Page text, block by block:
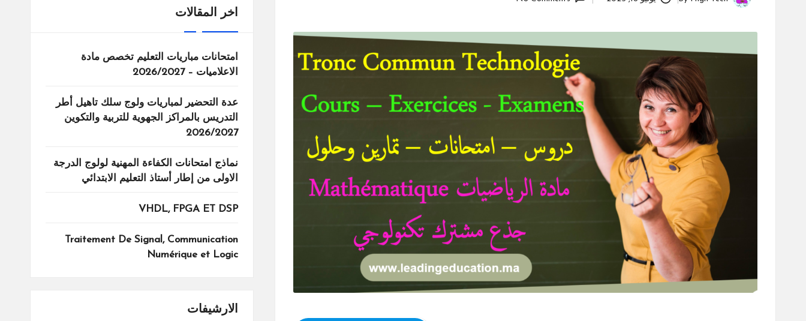
Posted
اخر المقالات
امتحانات مباريات التعليم تخصص مادة
الاعلاميات – 2026/2027
عدة التحضير لمباريات ولوج سلك تاهيل أطر
التدريس بالمراكز الجهوية للتربية والتكوين
2026/2027
نماذج امتحانات الكفاءة المهنية لولوج الدرجة
الاولى من إطار أستاذ التعليم الابتدائي
VHDL, FPGA ET DSP
Traitement De Signal, Communication
Numérique et Logic
الارشيفات